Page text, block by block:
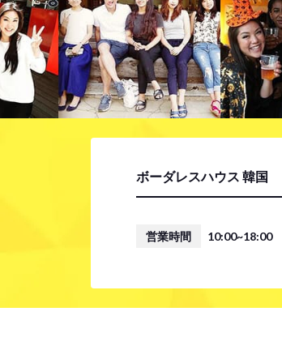
ボーダレスハウス 韓国
営業時間 10:00~18:00